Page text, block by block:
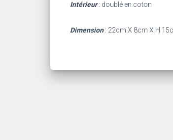
Intérieur: doublé en coton
Dimension: 22cm X 8cm X H